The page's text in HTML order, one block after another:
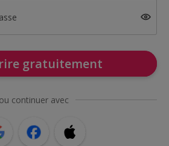
gratuitement
ou continuer avec